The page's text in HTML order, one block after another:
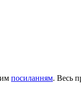
посиланням. Весь